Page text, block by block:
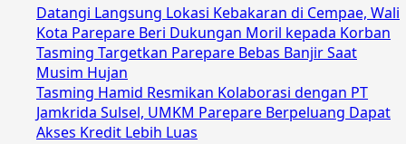
Datangi Langsung Lokasi Kebakaran di Cempae, Wali
Kota Parepare Beri Dukungan Moril kepada Korban
Tasming Targetkan Parepare Bebas Banjir Saat
Musim Hujan
Tasming Hamid Resmikan Kolaborasi dengan PT
Jamkrida Sulsel, UMKM Parepare Berpeluang Dapat
Akses Kredit Lebih Luas